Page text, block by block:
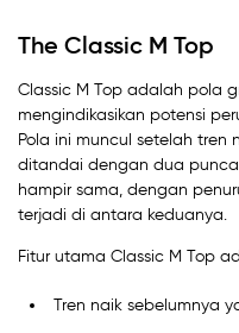
The Classic M Top
Classic M Top adalah pola
mengindikasikan potensi
Pola ini muncul setelah
ditandai dengan dua
hampir sama, dengan
terjadi di antara keduanya.
Fitur utama Classic M Top
Tren naik sebelumnya